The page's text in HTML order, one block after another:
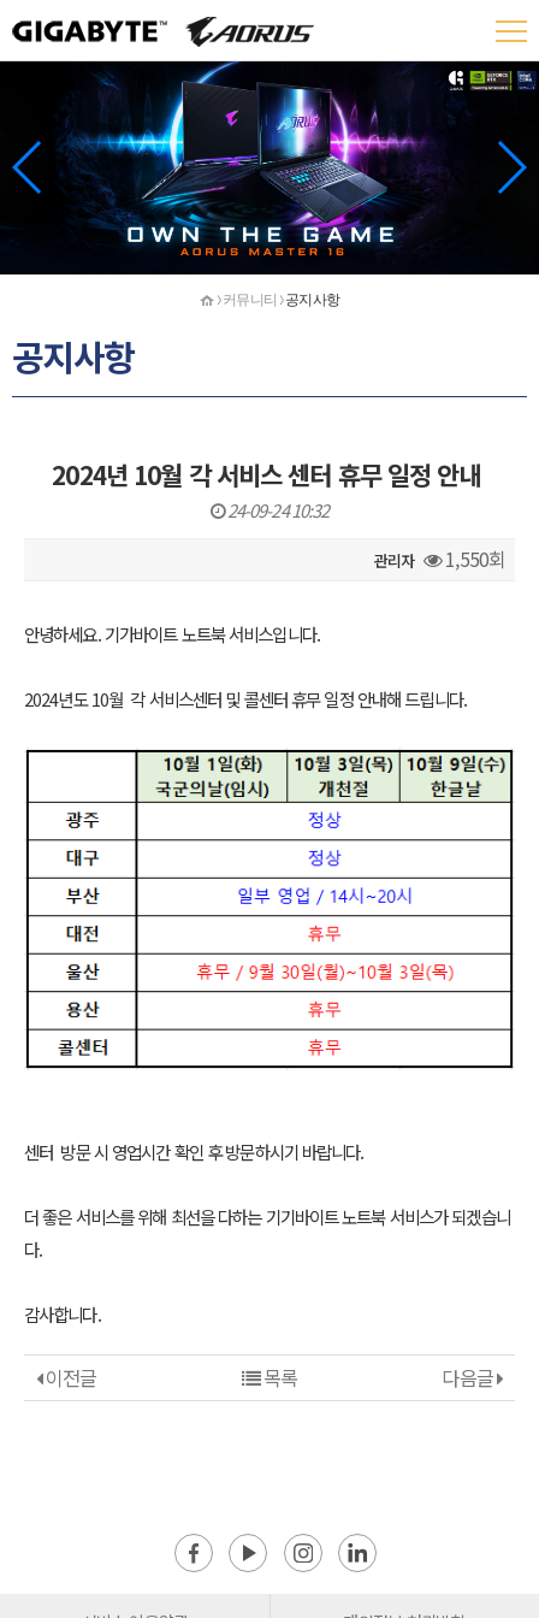
홈커뮤니티 공지사항
공지사항
2024년 10월 각 서비스 센터 휴무 일정 안내
24-09-24 10:32
관리자
1,550회
안녕하세요. 기가바이트 노트북 서비스입니다.
2024년도 10월 각 서비스센터 및 콜센터 휴무 일정 안내해 드립니다.
센터 방문 시 영업시간 확인 후 방문하시기 바랍니다.
더 좋은 서비스를 위해 최선을 다하는 기기바이트 노트북 서비스가 되겠습니
다.
감사합니다.
이전글 다음글
목록